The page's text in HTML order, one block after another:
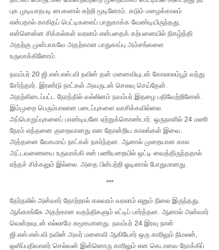
புக முடியாதபடி பைகளால் சுற்றி மூடினோம். கடும் மழைக்காலம்
என்பதால் காகிதப் பெட்டிகளைப் பாதுகாக்க வேண்டியிருந்தது.
என்னென்ன சிக்கல்கள் வரலாம் என்பதைக் கற்பனையில் நிகழ்த்தி
அதற்கு முன்பாகவே அதற்கான பாதுகாப்பு அம்சங்களை
உருவாக்கினோம்.
நவம்பர் 20 ஜி.எஸ்.எஸ்.வி நவின் தன் மனைவியுடன் கோலாலம்பூர் வந்து
சேர்ந்தார். இரண்டு நாட்கள் அவருடன் செலவு செய்தேன்.
அதற்கிடைப்பட்ட நேரத்தில் வல்லினம் நவம்பர் இதழை பதிவேற்றினேன்.
இம்முறை பெரும்பாலான படைப்புகளை வாசிக்கவில்லை.
அப்பொறுப்புகளைப் பாண்டியனே ஏற்றுக்கொண்டார். ஒருநாளில் 24 மணி
நேரம் எத்தனை குறைவானது என தோன்றிய காலங்கள் இவை.
அத்தனை வேகமாய் நாட்கள் நகர்ந்தன. ஆனால் முறையான கால
அட்டவணையை உருவாக்கி என் பணியறையில் ஒட்டி வைத்திருந்ததால்
எந்தச் சிக்கலும் இல்லை. அதை பின்பற்றி ஓடினால் போதுமானது.
***
தேர்தலில் அன்வார் தோற்றால் கலவரம் வரலாம் எனும் நிலை இருந்தது.
ஆங்காங்கே அதற்கான வதந்திகளும் எட்டிப் பார்த்தன. ஆனால் அன்வார்
வென்றவுடன் எல்லாமே சுமூகமானது. நவம்பர் 24 இரவு நான்
ஜி.எஸ்.எஸ்.வி நவின் அவர் மனைவி ஆகியோர் ஒரு காரிலும் நிமலன்,
ஒளிப்பதிவாளர் செல்வன் இன்னொரு காரிலும் என கெடாவை நோக்கிப்